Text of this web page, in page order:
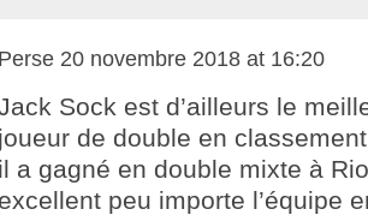
Perse 20 novembre 2018 at 16:20
Sock est d’ailleurs le
joueur de double en
il a gagné en double mixte à
excellent peu importe l’équipe